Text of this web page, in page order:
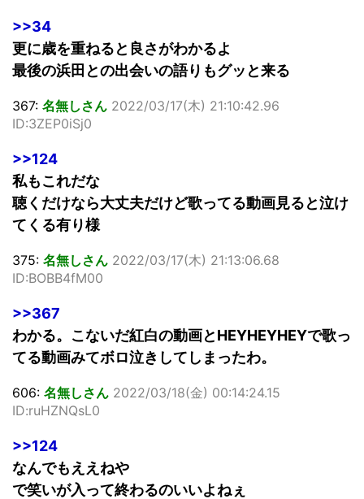
>>34
更に歳を重ねると良さがわかるよ
最後の浜田との出会いの語りもグッと来る
367: 名無しさん 2022/03/17(木) 21:10:42.96
ID:3ZEP0iSj0
>>124
私もこれだな
聴くだけなら大丈夫だけど歌ってる動画見ると泣け
てくる有り様
375: 名無しさん 2022/03/17(木) 21:13:06.68
ID:BOBB4fM00
>>367
わかる。こないだ紅白の動画とHEYHEYHEYで歌っ
てる動画みてボロ泣きしてしまったわ。
606: 名無しさん 2022/03/18(金) 00:14:24.15
ID:ruHZNQsL0
>>124
なんでもええねや
で笑いが入って終わるのいいよねぇ